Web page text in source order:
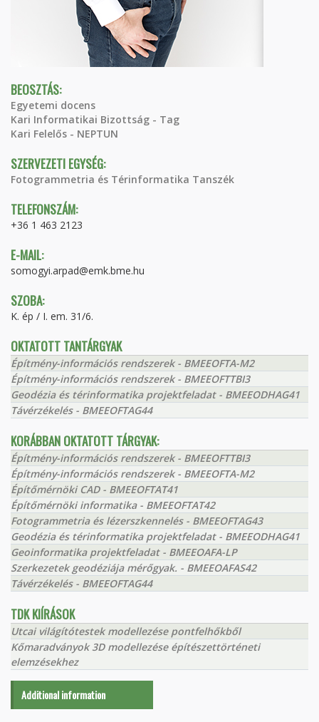
BEOSZTÁS:
Egyetemi docens
Kari Informatikai Bizottság - Tag
Kari Felelős - NEPTUN
SZERVEZETI EGYSÉG:
Fotogrammetria és Térinformatika Tanszék
TELEFONSZÁM:
+36 1 463 2123
E-MAIL:
somogyi.arpad@emk.bme.hu
SZOBA:
K. ép / I. em. 31/6.
OKTATOTT TANTÁRGYAK
Építmény-információs rendszerek - BMEEOFTA-M2
Építmény-információs rendszerek - BMEEOFTTBI3
Geodézia és térinformatika projektfeladat - BMEEODHAG41
Távérzékelés - BMEEOFTAG44
KORÁBBAN OKTATOTT TÁRGYAK:
Építmény-információs rendszerek - BMEEOFTTBI3
Építmény-információs rendszerek - BMEEOFTA-M2
Építőmérnöki CAD - BMEEOFTAT41
Építőmérnöki informatika - BMEEOFTAT42
Fotogrammetria és lézerszkennelés - BMEEOFTAG43
Geodézia és térinformatika projektfeladat - BMEEODHAG41
Geoinformatika projektfeladat - BMEEOAFA-LP
Szerkezetek geodéziája mérőgyak. - BMEEOAFAS42
Távérzékelés - BMEEOFTAG44
TDK KIÍRÁSOK
Utcai világítótestek modellezése pontfelhőkből
Kőmaradványok 3D modellezése építészettörténeti
elemzésekhez
Additional information